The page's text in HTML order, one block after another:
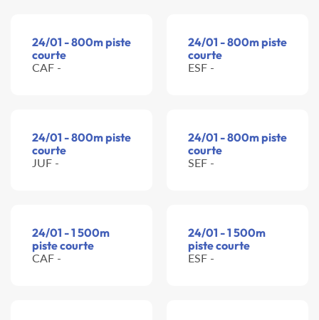
24/01 - 800m piste
courte
CAF -
24/01 - 800m piste
courte
ESF -
24/01 - 800m piste
courte
JUF -
24/01 - 800m piste
courte
SEF -
24/01 - 1 500m
piste courte
CAF -
24/01 - 1 500m
piste courte
ESF -